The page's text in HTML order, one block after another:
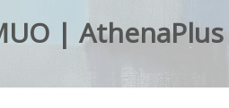
| AthenaPlus